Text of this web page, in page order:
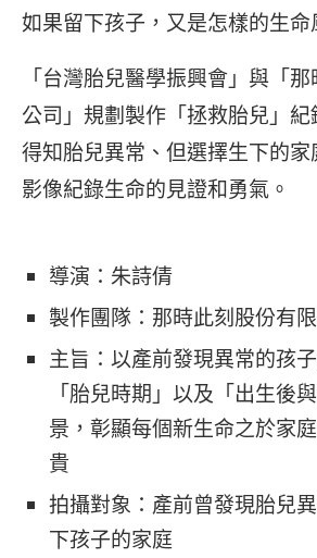
如果留下孩子，又是怎樣的生命
「台灣胎兒醫學振興會」與「
公司」規劃製作「拯救胎兒」
得知胎兒異常、但選擇生下的
影像紀錄生命的見證和勇氣。
導演：朱詩倩
製作團隊：那時此刻股份有
主旨：以產前發現異常的孩
「胎兒時期」以及「出生後
景，彰顯每個新生命之於家
貴
拍攝對象：產前曾發現胎兒
下孩子的家庭